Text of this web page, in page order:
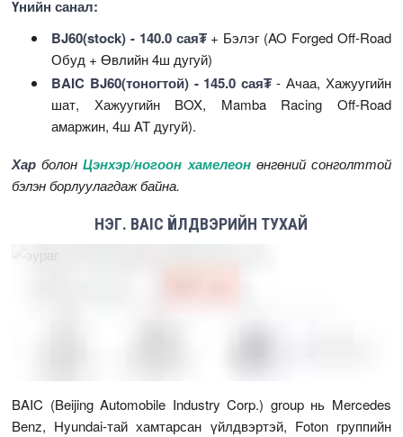
Үнийн санал:
BJ60(stock) - 140.0 сая₮+ Бэлэг (AO Forged Off-Road
Обуд + Өвлийн 4ш дугуй)
BAIC BJ60(тоногтой) - 145.0 сая₮- Ачаа, Хажуугийн
шат, Хажуугийн BOX, Mamba Racing Off-Road
амаржин, 4ш AT дугуй).
Хар болонЦэнхэр/ногоон хамелеон өнгөний сонголттой
бэлэн борлуулагдаж байна.
НЭГ. BAIC ҮЙЛДВЭРИЙН ТУХАЙ
BAIC (Beijing Automobile Industry Corp.) group нь Mercedes
Benz, Hyundai-тай хамтарсан үйлдвэртэй, Foton группийн